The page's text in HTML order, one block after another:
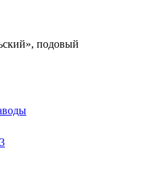
подовый